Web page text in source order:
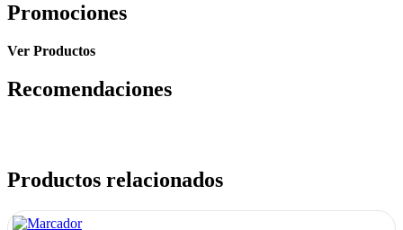
Promociones
Ver Productos
Recomendaciones
Productos relacionados